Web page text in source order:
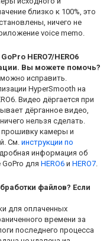
близко к 100%, это
ничего не
voice memo.
HERO7/HERO6
Вы можете помочь?
исправить.
HyperSmooth на
Видео дёргается при
дёрганное видео,
нельзя сделать.
камеры и
См. инструкции по
информация об
для HERO6 и HERO7.
файлов? Если
для оплаченных
времени за
последнего процесса